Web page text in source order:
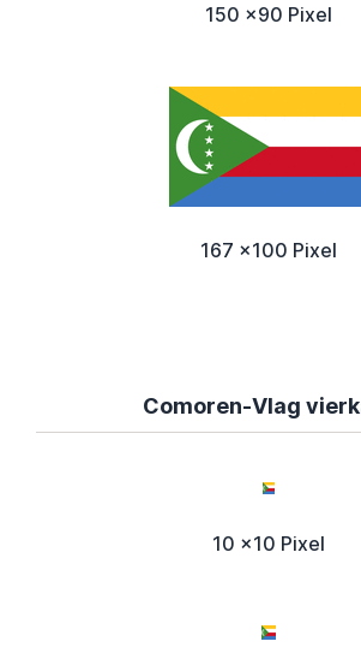
150 x90 Pixel
167 x100 Pixel
Comoren-Vlag
10 x10 Pixel